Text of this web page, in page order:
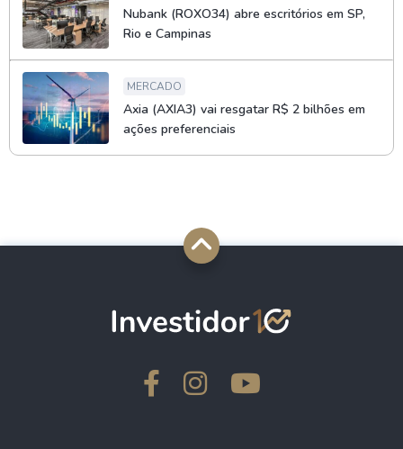
Nubank (ROXO34) abre escritórios em SP,
Rio e Campinas
MERCADO
Axia (AXIA3) vai resgatar R$ 2 bilhões em
ações preferenciais